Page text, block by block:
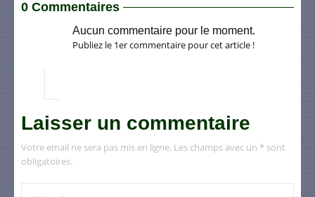
0 Commentaires
Aucun commentaire pour le moment.
Publiez le 1er commentaire pour cet article !
Laisser un commentaire
Votre email ne sera pas mis en ligne. Les champs avec un * sont
obligatoires.